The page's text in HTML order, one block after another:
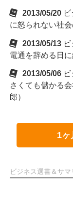
2013/05/20
に怒られない社
2013/05/13
電通を辞める日
2013/05/06
さくても儲かる
郎）
1ヶ
ビジネス選書＆サ